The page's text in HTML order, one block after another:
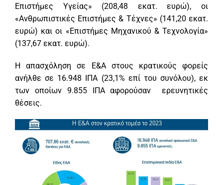
Επιστήμες Υγείας» (208,48 εκατ. ευρώ), οι
«Ανθρωπιστικές Επιστήμες & Τέχνες» (141,20 εκατ.
ευρώ) και οι «Επιστήμες Μηχανικού & Τεχνολογία»
(137,67 εκατ. ευρώ).
Η απασχόληση σε Ε&Α στους κρατικούς φορείς
ανήλθε σε 16.948 ΙΠΑ (23,1% επί του συνόλου), εκ
των οποίων 9.855 ΙΠΑ αφορούσαν ερευνητικές
θέσεις.